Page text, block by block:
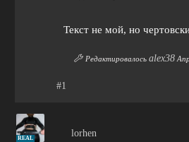
Текст не мой, но
Редактировалось alex38
#1
REAL lorhen